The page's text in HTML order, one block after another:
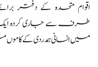
طرف سے جاری کردہ
میں انسانی ہمدردی کے کاموں